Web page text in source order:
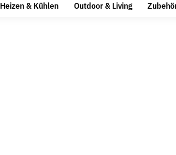
Heizen & Kühlen Outdoor & Living